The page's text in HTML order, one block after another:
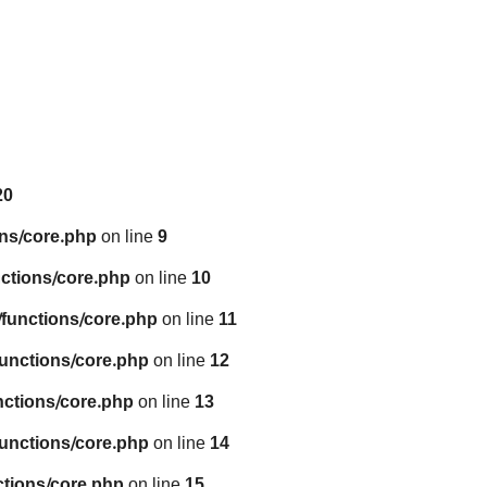
core.php on line 9
core.php on line 10
core.php on line 11
core.php on line 12
core.php on line 13
core.php on line 14